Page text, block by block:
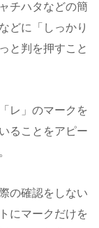
チハタなどの簡
どに「しっかり
と判を押すこと
レ」のマークを
ることをアピー
の確認をしない
にマークだけを